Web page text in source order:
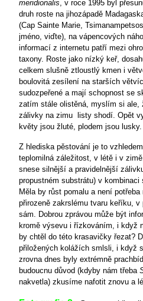
meridionalis, v roce 1995 byl
druh roste na jihozápadě
(Cap Sainte Marie,
jméno, viďte), na vápencových
informací z internetu patří mezi
taxony. Roste jako nízký keř,
celkem slušně ztloustlý kmen i
boulovitá zesílení na starších
sudozpeřené a mají schopnost se
zatím stále olistěná, myslím si ale,
zálivky na zimu listy shodí. Opět
květy jsou žluté, plodem jsou lusky.
Z hlediska pěstování je to
teplomilná záležitost, v létě i v
snese silnější a pravidelnější
propustném substrátu) v
Měla by růst pomalu a není potřeba
přirozeně zakrslému tvaru keříku, v
sám. Dobrou zprávou může být
kromě výsevu i řízkováním, i když
by chtěl do této krasavičky řezat?
přiložených kolážích smlsli, i když
zrovna dnes byly extrémně
budoucnu důvod (kdyby nám třeba
nakvetla) zkusíme nafotit znovu a